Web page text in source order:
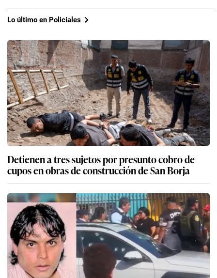
Lo último en Policiales
Detienen a tres sujetos por presunto cobro de
cupos en obras de construcción de San Borja